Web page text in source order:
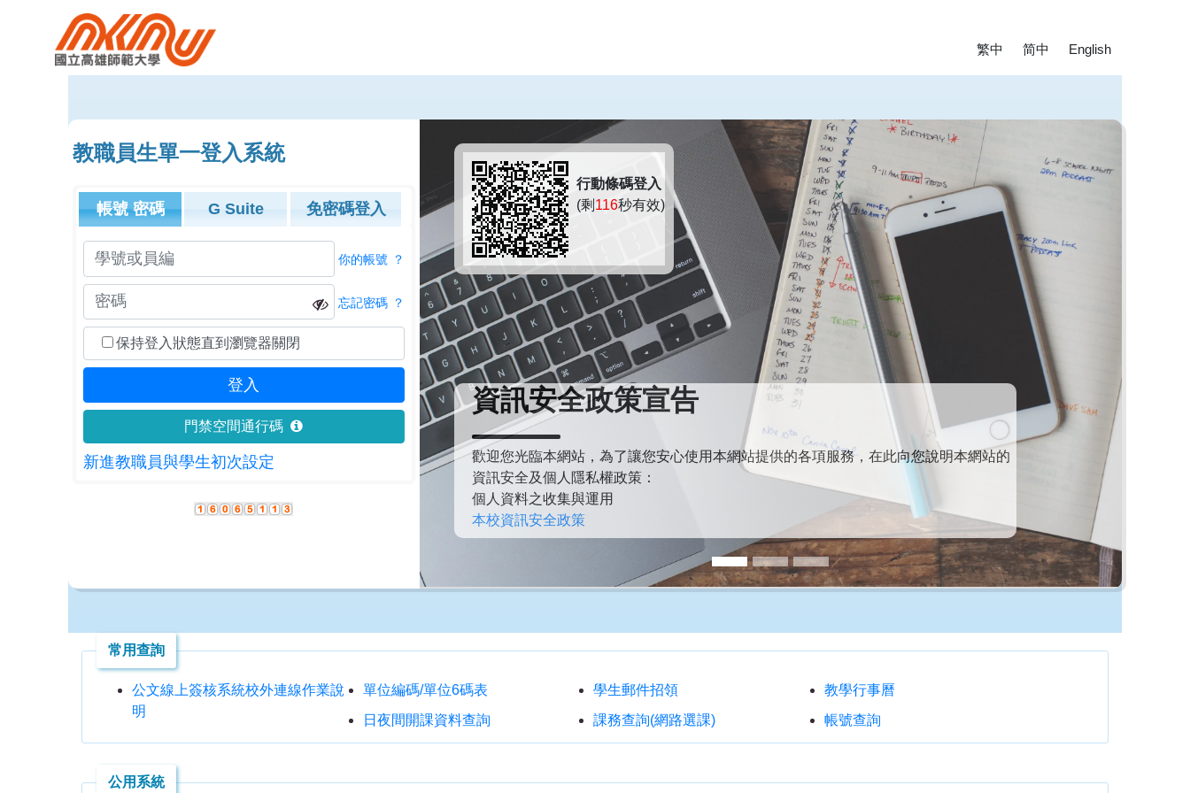
繁中 简中 English
教職員生單一登入系統
帳號 密碼 G Suite 免密碼登入
你的帳號 ？
忘記密碼 ？
保持登入狀態直到瀏覽器關閉
門禁空間通行碼
新進教職員與學生初次設定
行動條碼登入
(剩 115秒有效)
資訊安全政策宣告
歡迎您光臨本網站，為了讓您安心使用本網站提供的各項服務，在此向您說明本網站的
資訊安全及個人隱私權政策：
個人資料之收集與運用
本校資訊安全政策
常用查詢
公文線上簽核系統校外連線作業說
明
單位編碼/單位6碼表 學生郵件招領
教學行事曆
日夜間開課資料查詢
課務查詢(網路選課) 帳號查詢
公用系統